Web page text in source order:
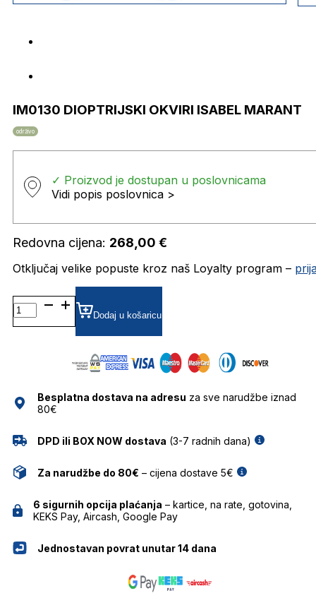
IM0130 DIOPTRIJSKI OKVIRI ISABEL MARANT
održivo
✓ Proizvod je dostupan u poslovnicama
Vidi popis poslovnica >
Redovna cijena: 268,00 €
Otključaj velike popuste kroz naš Loyalty program –
IM0130 DIOPTRIJSKI
OKVIRI
ISABEL
Dodaj u košaricu
Besplatna dostava na adresu za sve narudžbe iznad
80€
DPD ili BOX NOW dostava (3-7 radnih dana)
Za narudžbe do 80€ – cijena dostave 5€
6 sigurnih opcija plaćanja – kartice, na rate, gotovina,
KEKS Pay, Aircash, Google Pay
Jednostavan povrat unutar 14 dana